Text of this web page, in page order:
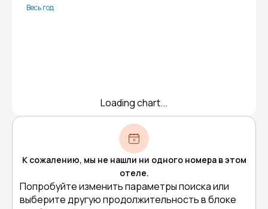
Весь год
Loading chart...
К сожалению, мы не нашли ни одного номера в этом
отеле.
Попробуйте изменить параметры поиска или
выберите другую продолжительность в блоке